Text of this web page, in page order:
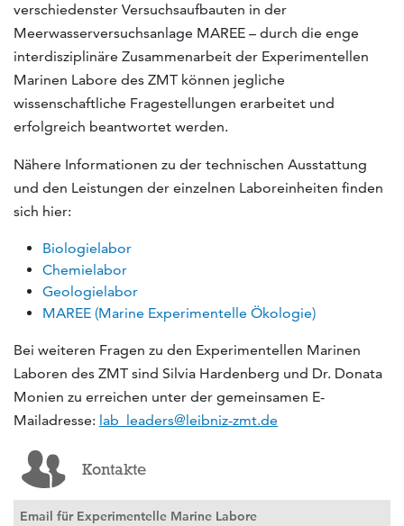
verschiedenster Versuchsaufbauten in der
Meerwasserversuchsanlage MAREE – durch die enge
interdisziplinäre Zusammenarbeit der Experimentellen
Marinen Labore des ZMT können jegliche
wissenschaftliche Fragestellungen erarbeitet und
erfolgreich beantwortet werden.
Nähere Informationen zu der technischen Ausstattung
und den Leistungen der einzelnen Laboreinheiten finden
sich hier:
Biologielabor
Chemielabor
Geologielabor
MAREE (Marine Experimentelle Ökologie)
Bei weiteren Fragen zu den Experimentellen Marinen
Laboren des ZMT sind Silvia Hardenberg und Dr. Donata
Monien zu erreichen unter der gemeinsamen E-
Mailadresse: lab_leaders@leibniz-zmt.de
Kontakte
Email für Experimentelle Marine Labore